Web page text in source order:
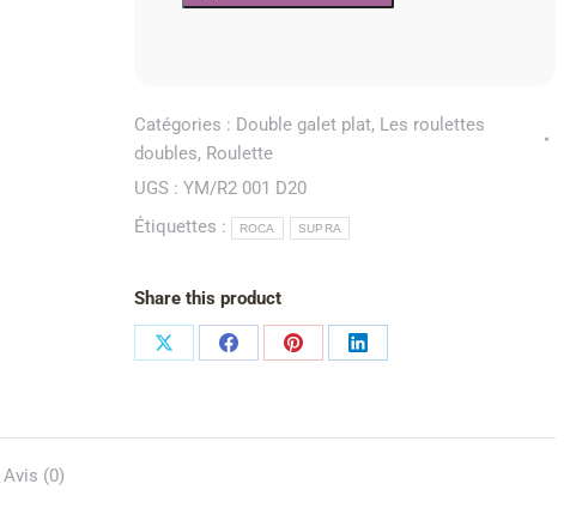
Catégories : Double galet plat, Les roulettes
doubles, Roulette
UGS : YM/R2 001 D20
Étiquettes :
ROCA SUPRA
Share this product
Avis (0)